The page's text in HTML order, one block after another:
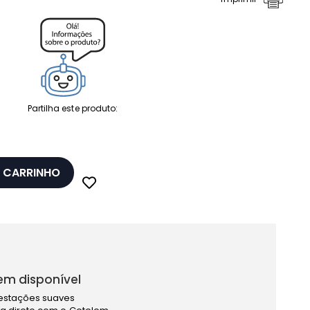
Partilha este produto:
disponível
suaves